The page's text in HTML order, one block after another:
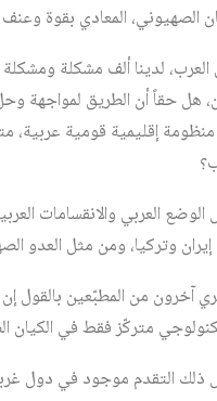
الصهيوني، المعادي بقوة
لدينا ألف مشكلة
هل حقاً أن الطريق لمواجهة
منظومة إقليمية قومية عربية،
الوضع العربي والانقسامات
وتركيا، ومن مثل العدو
آخرون من المطبّعين بالقول
متركّز فقط في الكيان
ذلك التقدم موجود في دول